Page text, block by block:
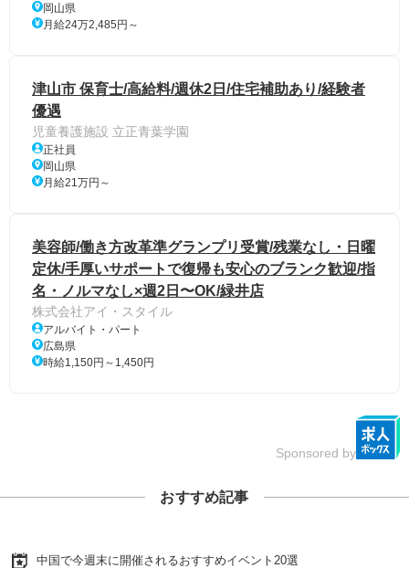
岡山県
月給24万2,485円～
津山市 保育士/高給料/週休2日/住宅補助あり/経験者
優遇
児童養護施設 立正青葉学園
正社員
岡山県
月給21万円～
美容師/働き方改革準グランプリ受賞/残業なし・日曜
定休/手厚いサポートで復帰も安心のブランク歓迎/指
名・ノルマなし×週2日〜OK/緑井店
株式会社アイ・スタイル
アルバイト・パート
広島県
時給1,150円～1,450円
Sponsored by
おすすめ記事
中国で今週末に開催されるおすすめイベント20選